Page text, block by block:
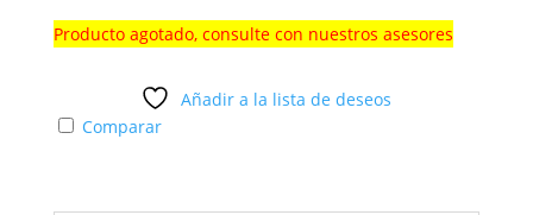
Producto agotado, consulte con nuestros asesores
Añadir a la lista de deseos
Comparar